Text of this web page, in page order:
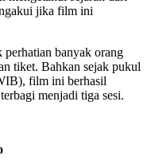
jika film ini
banyak orang
tiket. Bahkan sejak pukul
film ini berhasil
menjadi tiga sesi.